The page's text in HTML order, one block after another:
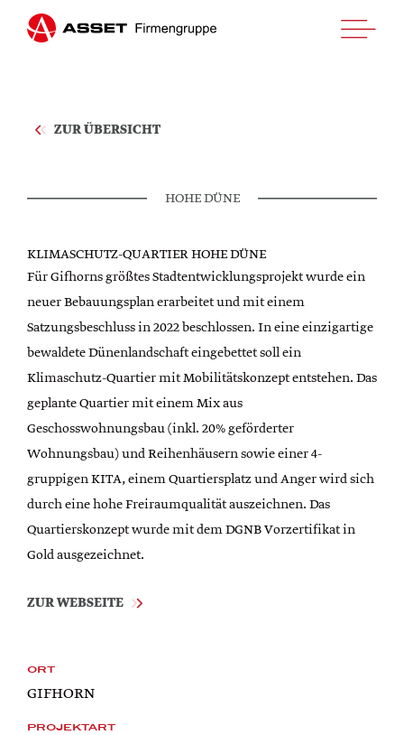
HOME
PROJEKTE
KUNDEN LOGIN
KONTAKT
ZUR ÜBERSICHT
HOHE DÜNE
ORT
GIFHORN
PROJEKTART
KLIMASCHUTZ-QUARTIER HOHE DÜNE
Für Gifhorns größtes Stadtentwicklungsprojekt wurde ein
neuer Bebauungsplan erarbeitet und mit einem
Satzungsbeschluss in 2022 beschlossen. In eine einzigartige
bewaldete Dünenlandschaft eingebettet soll ein
Klimaschutz-Quartier mit Mobilitätskonzept entstehen. Das
geplante Quartier mit einem Mix aus
Geschosswohnungsbau (inkl. 20% geförderter
Wohnungsbau) und Reihenhäusern sowie einer 4-
gruppigen KITA, einem Quartiersplatz und Anger wird sich
durch eine hohe Freiraumqualität auszeichnen. Das
Quartierskonzept wurde mit dem DGNB Vorzertifikat in
Gold ausgezeichnet.
ZUR WEBSEITE